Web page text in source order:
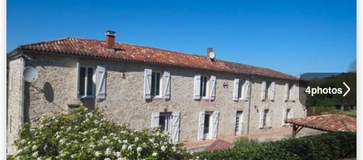
4photos